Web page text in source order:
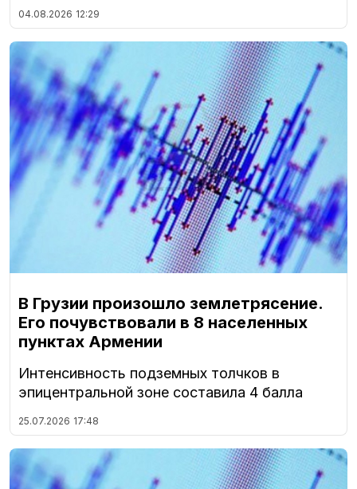
04.08.2026 12:29
В Грузии произошло землетрясение.
Его почувствовали в 8 населенных
пунктах Армении
Интенсивность подземных толчков в
эпицентральной зоне составила 4 балла
25.07.2026 17:48